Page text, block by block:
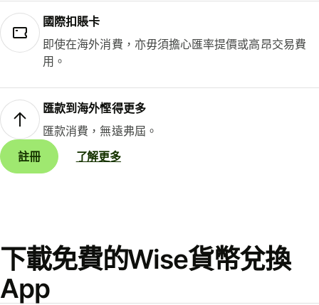
國際扣賬卡
即使在海外消費，亦毋須擔心匯率提價或高昂交易費
用。
匯款到海外慳得更多
匯款消費，無遠弗屆。
註冊
了解更多
下載免費的Wise貨幣兌換
App